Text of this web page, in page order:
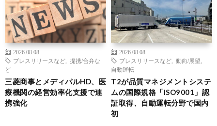
2026.08.08
プレスリリースなど
提携/合弁な
ど
三菱商事とメディパルHD、医
療機関の経営効率化支援で連
携強化
2026.08.08
プレスリリースなど
動向/展望
自動運転
T2が品質マネジメントシステ
ムの国際規格「ISO9001」認
証取得、自動運転分野で国内
初